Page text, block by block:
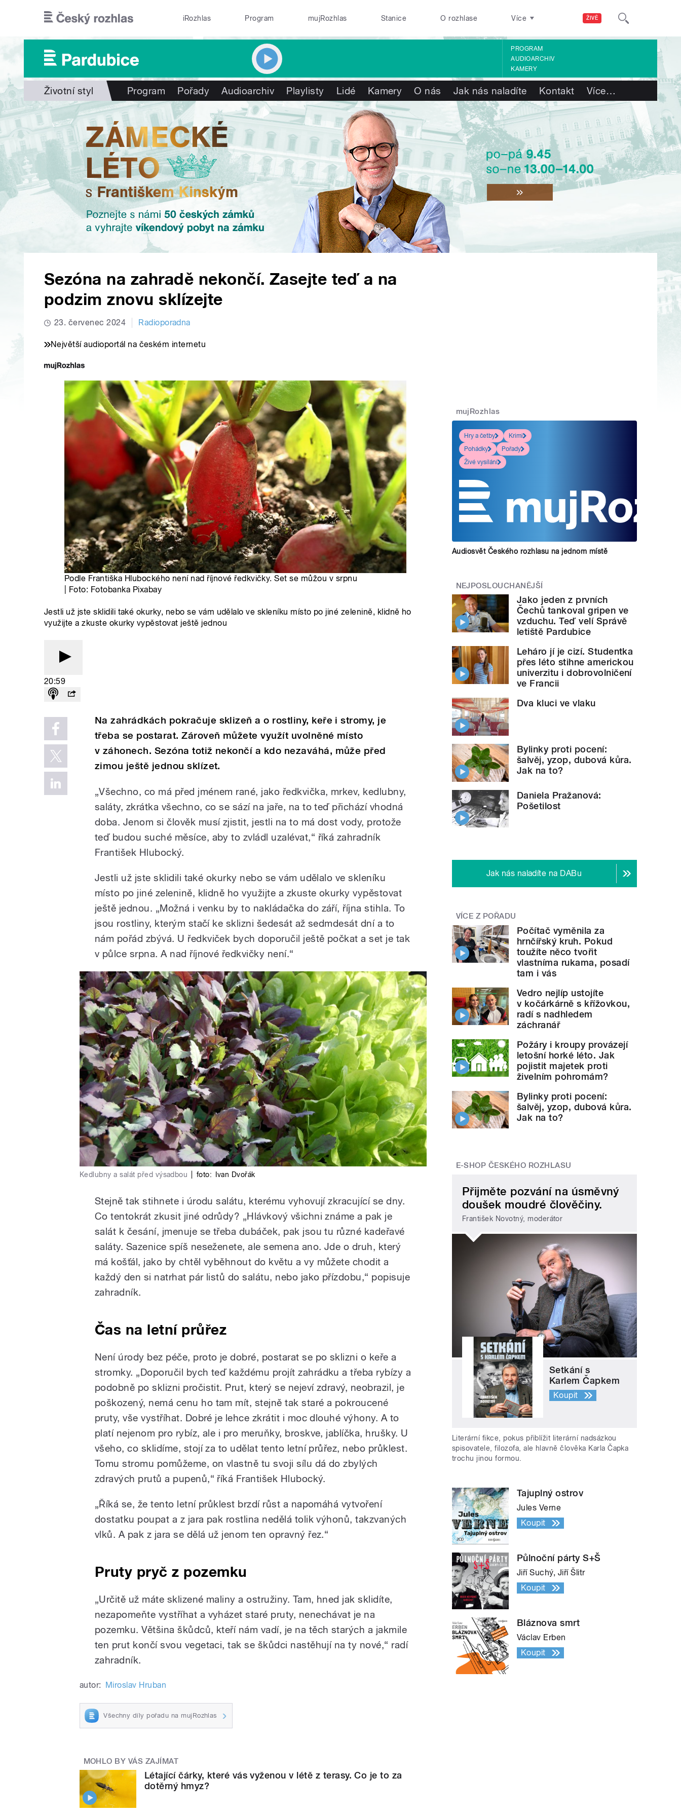
ŽIVĚ
iRozhlas Program mujRozhlas Stanice O rozhlase Více
PROGRAM
AUDIOARCHIV
KAMERY
Životní styl Program Pořady Audioarchiv Playlisty Lidé Kamery O nás Jak nás naladíte Kontakt Více…
Sezóna na zahradě nekončí. Zasejte teď a na
podzim znovu sklízejte
23. červenec 2024 Radioporadna
Největší audioportál na českém internetu
Podle Františka Hlubockého není nad říjnové ředkvičky. Set se můžou v srpnu
| Foto: Fotobanka Pixabay
Jestli už jste sklidili také okurky, nebo se vám udělalo ve skleníku místo po jiné zelenině, klidně ho
využijte a zkuste okurky vypěstovat ještě jednou
20:59
Na zahrádkách pokračuje sklizeň a o rostliny, keře i stromy, je
třeba se postarat. Zároveň můžete využít uvolněné místo
v záhonech. Sezóna totiž nekončí a kdo nezaváhá, může před
zimou ještě jednou sklízet.
„Všechno, co má před jménem rané, jako ředkvička, mrkev, kedlubny,
saláty, zkrátka všechno, co se sází na jaře, na to teď přichází vhodná
doba. Jenom si člověk musí zjistit, jestli na to má dost vody, protože
teď budou suché měsíce, aby to zvládl uzalévat,“ říká zahradník
František Hlubocký.
Jestli už jste sklidili také okurky nebo se vám udělalo ve skleníku
místo po jiné zelenině, klidně ho využijte a zkuste okurky vypěstovat
ještě jednou. „Možná i venku by to nakládačka do září, října stihla. To
jsou rostliny, kterým stačí ke sklizni šedesát až sedmdesát dní a to
nám pořád zbývá. U ředkviček bych doporučil ještě počkat a set je tak
v půlce srpna. A nad říjnové ředkvičky není.“
Kedlubny a salát před výsadbou foto: Ivan Dvořák
Stejně tak stihnete i úrodu salátu, kterému vyhovují zkracující se dny.
Co tentokrát zkusit jiné odrůdy? „Hlávkový všichni známe a pak je
salát k česání, jmenuje se třeba dubáček, pak jsou tu různé kadeřavé
saláty. Sazenice spíš neseženete, ale semena ano. Jde o druh, který
má košťál, jako by chtěl vyběhnout do květu a vy můžete chodit a
každý den si natrhat pár listů do salátu, nebo jako přízdobu,“ popisuje
zahradník.
Čas na letní průřez
Není úrody bez péče, proto je dobré, postarat se po sklizni o keře a
stromky. „Doporučil bych teď každému projít zahrádku a třeba rybízy a
podobně po sklizni pročistit. Prut, který se nejeví zdravý, neobrazil, je
poškozený, nemá cenu ho tam mít, stejně tak staré a pokroucené
pruty, vše vystříhat. Dobré je lehce zkrátit i moc dlouhé výhony. A to
platí nejenom pro rybíz, ale i pro meruňky, broskve, jablíčka, hrušky. U
všeho, co sklidíme, stojí za to udělat tento letní průřez, nebo průklest.
Tomu stromu pomůžeme, on vlastně tu svoji sílu dá do zbylých
zdravých prutů a pupenů,“ říká František Hlubocký.
„Říká se, že tento letní průklest brzdí růst a napomáhá vytvoření
dostatku poupat a z jara pak rostlina nedělá tolik výhonů, takzvaných
vlků. A pak z jara se dělá už jenom ten opravný řez.“
Pruty pryč z pozemku
„Určitě už máte sklizené maliny a ostružiny. Tam, hned jak sklidíte,
nezapomeňte vystříhat a vyházet staré pruty, nenechávat je na
pozemku. Většina škůdců, kteří nám vadí, je na těch starých a jakmile
ten prut končí svou vegetaci, tak se škůdci nastěhují na ty nové,“ radí
zahradník.
autor: Miroslav Hruban
Všechny díly pořadu na mujRozhlas
MOHLO BY VÁS ZAJÍMAT
Létající čárky, které vás vyženou v létě z terasy. Co je to za
dotěrný hmyz?
mujRozhlas
Hry a četby
Krimi
Pohádky
Pořady
Živé vysílání
Audiosvět Českého rozhlasu na jednom místě
NEJPOSLOUCHANĚJŠÍ
Jako jeden z prvních
Čechů tankoval gripen ve
vzduchu. Teď velí Správě
letiště Pardubice
Leháro jí je cizí. Studentka
přes léto stihne americkou
univerzitu i dobrovolničení
ve Francii
Dva kluci ve vlaku
Bylinky proti pocení:
šalvěj, yzop, dubová kůra.
Jak na to?
Daniela Pražanová:
Pošetilost
Jak nás naladíte na DABu
VÍCE Z POŘADU
Počítač vyměnila za
hrnčířský kruh. Pokud
toužíte něco tvořit
vlastníma rukama, posadí
tam i vás
Vedro nejlíp ustojíte
v kočárkárně s křížovkou,
radí s nadhledem
záchranář
Požáry i kroupy provázejí
letošní horké léto. Jak
pojistit majetek proti
živelním pohromám?
Bylinky proti pocení:
šalvěj, yzop, dubová kůra.
Jak na to?
E-SHOP ČESKÉHO ROZHLASU
Přijměte pozvání na úsměvný
doušek moudré člověčiny.
František Novotný, moderátor
Setkání s
Karlem Čapkem
Koupit
Literární fikce, pokus přiblížit literární nadsázkou
spisovatele, filozofa, ale hlavně člověka Karla Čapka
trochu jinou formou.
Tajuplný ostrov
Jules Verne
Koupit
Půlnoční párty S+Š
Jiří Suchý, Jiří Šlitr
Koupit
Bláznova smrt
Václav Erben
Koupit